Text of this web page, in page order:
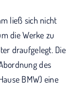
ließ sich nicht
die Werke zu
draufgelegt. Die
des
BMW) eine